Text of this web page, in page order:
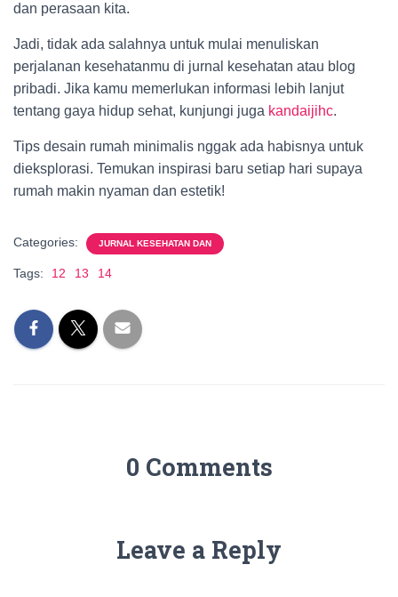
dan perasaan kita.
Jadi, tidak ada salahnya untuk mulai menuliskan
perjalanan kesehatanmu di jurnal kesehatan atau blog
pribadi. Jika kamu memerlukan informasi lebih lanjut
tentang gaya hidup sehat, kunjungi juga kandaijihc.
Tips desain rumah minimalis nggak ada habisnya untuk
dieksplorasi. Temukan inspirasi baru setiap hari supaya
rumah makin nyaman dan estetik!
Categories: JURNAL KESEHATAN DAN
Tags: 12 13 14
0 Comments
Leave a Reply